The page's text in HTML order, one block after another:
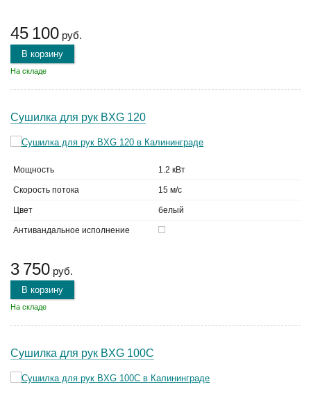
45 100 руб.
В корзину
На складе
Сушилка для рук BXG 120
Мощность 1.2 кВт
Скорость потока 15 м/с
Цвет белый
Антивандальное исполнение
3 750 руб.
В корзину
На складе
Сушилка для рук BXG 100C